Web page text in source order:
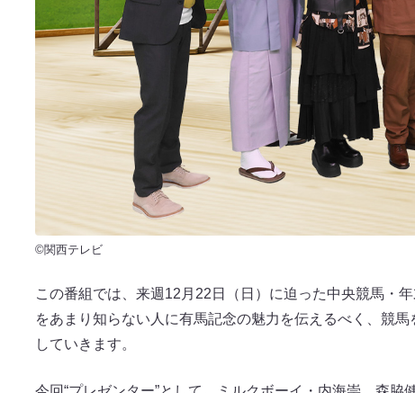
©関西テレビ
この番組では、来週12月22日（日）に迫った中央競馬
をあまり知らない人に有馬記念の魅力を伝えるべく、競
していきます。